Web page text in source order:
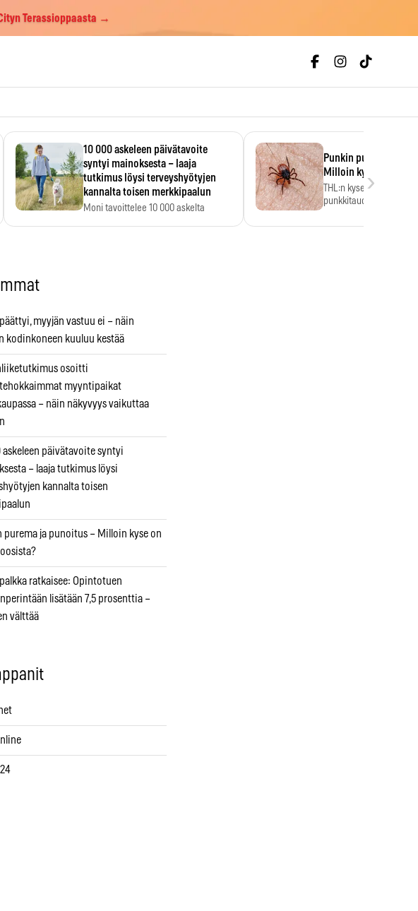
Terassioppaasta →
10 000 askeleen päivätavoite
syntyi mainoksesta – laaja
tutkimus löysi terveyshyötyjen
kannalta toisen merkkipaalun
Moni tavoittelee 10 000 askelta
Punkin purema ja
Milloin kyse on
THL:n kyselyssä
punkkitaudin riskin noin
›
myyjän vastuu ei – näin
kodinkoneen kuuluu kestää
osoitti
myyntipaikat
– näin näkyvyys vaikuttaa
askeleen päivätavoite syntyi
– laaja tutkimus löysi
kannalta toisen
purema ja punoitus – Milloin kyse on
palkka ratkaisee: Opintotuen
lisätään 7,5 prosenttia –
välttää